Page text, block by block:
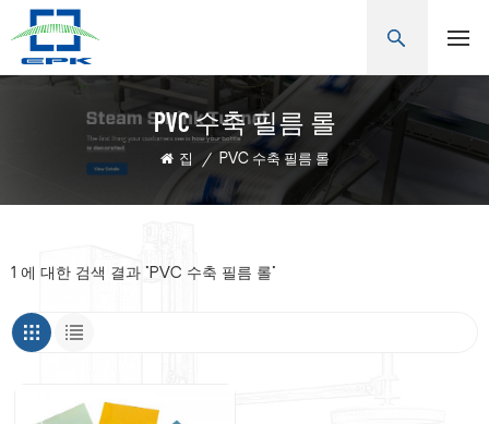
PVC 수축 필름 롤
집 / PVC 수축 필름 롤
1 에 대한 검색 결과 "PVC 수축 필름 롤"